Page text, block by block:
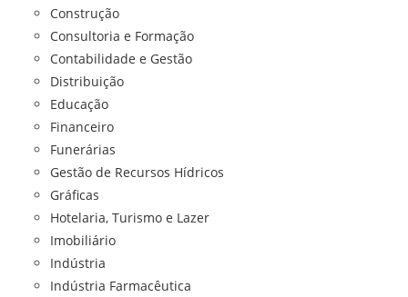
Construção
Consultoria e Formação
Contabilidade e Gestão
Distribuição
Educação
Financeiro
Funerárias
Gestão de Recursos Hídricos
Gráficas
Hotelaria, Turismo e Lazer
Imobiliário
Indústria
Indústria Farmacêutica